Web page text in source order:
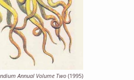
Annual Volume Two(1995)